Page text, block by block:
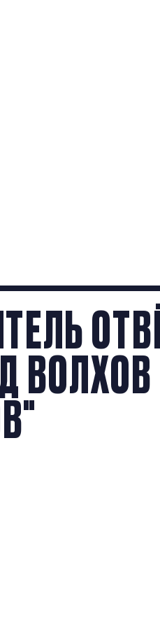
ВОЛХОВ